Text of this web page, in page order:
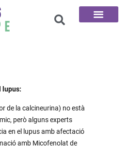
lupus:
de la calcineurina) no està
però alguns experts
en el lupus amb afectació
amb Micofenolat de